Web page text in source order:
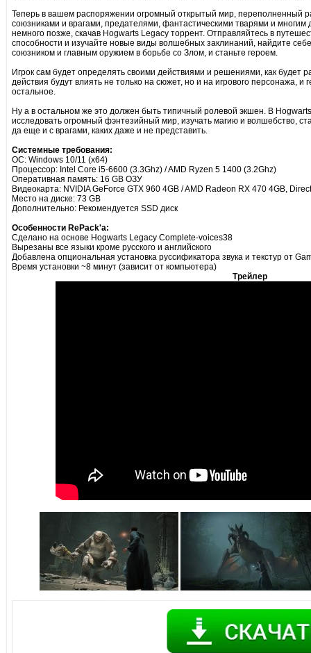
Теперь в вашем распоряжении огромный открытый мир, переполненный
союзниками и врагами, предателями, фантастическими тварями и многим
немного позже, скачав Hogwarts Legacy торрент. Отправляйтесь в
способности и изучайте новые виды волшебных заклинаний, найдите
союзником и главным оружием в борьбе со Злом, и станьте героем.
Игрок сам будет определять своими действиями и решениями, как будет
действия будут влиять не только на сюжет, но и на игрового персонажа, и
остальное.
Ну а в остальном же это должен быть типичный ролевой экшен. В
исследовать огромный фэнтезийный мир, изучать магию и волшебство,
да еще и с врагами, каких даже и не представить.
Системные требования:
ОС: Windows 10/11 (x64)
Процессор: Intel Core i5-6600 (3.3Ghz) / AMD Ryzen 5 1400 (3.2Ghz)
Оперативная память: 16 GB ОЗУ
Видеокарта: NVIDIA GeForce GTX 960 4GB / AMD Radeon RX 470 4GB,
Место на диске: 73 GB
Дополнительно: Рекомендуется SSD диск
Особенности RePack'а:
Сделано на основе Hogwarts Legacy Complete-voices38
Вырезаны все языки кроме русского и английского
Добавлена опциональная установка руссификатора звука и текстур от
Время установки ~8 минут (зависит от компьютера)
Трейлер